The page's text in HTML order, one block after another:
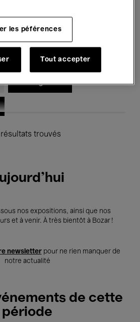
Kids’ Palace
Visites guidées
trouvés
nos expositions, ainsi que nos
et à venir. À très bientôt à Bozar !
newsletterpour ne rien manquer de
notre actualité
de cette
période
les péférences
Tout accepter